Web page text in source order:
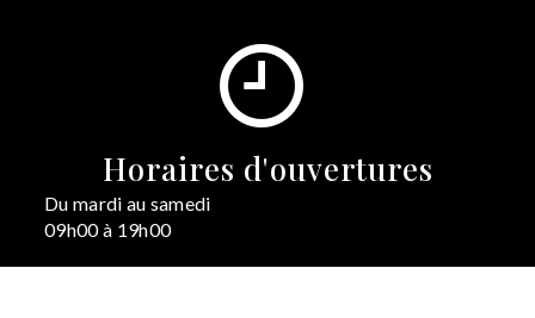
Horaires d'ouvertures
Du mardi au samedi
09h00 à 19h00